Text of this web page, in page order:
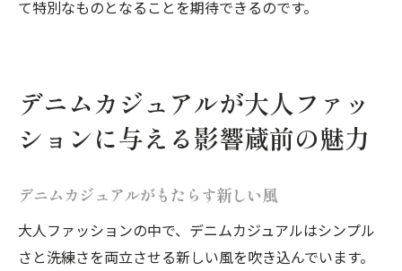
て特別なものとなることを期待できるのです。
デニムカジュアルが大人ファッ
ションに与える影響蔵前の魅力
デニムカジュアルがもたらす新しい風
大人ファッションの中で、デニムカジュアルはシンプル
さと洗練さを両立させる新しい風を吹き込んでいます。